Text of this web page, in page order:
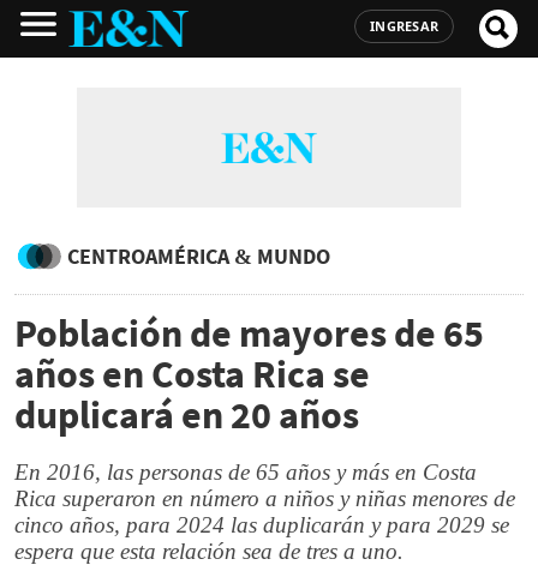
INGRESAR
CENTROAMÉRICA & MUNDO
Población de mayores de 65
años en Costa Rica se
duplicará en 20 años
En 2016, las personas de 65 años y más en Costa
Rica superaron en número a niños y niñas menores de
cinco años, para 2024 las duplicarán y para 2029 se
espera que esta relación sea de tres a uno.